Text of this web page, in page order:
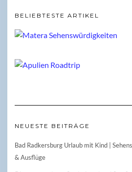
BELIEBTESTE ARTIKEL
NEUESTE BEITRÄGE
Bad Radkersburg Urlaub mit Kind |
& Ausflüge